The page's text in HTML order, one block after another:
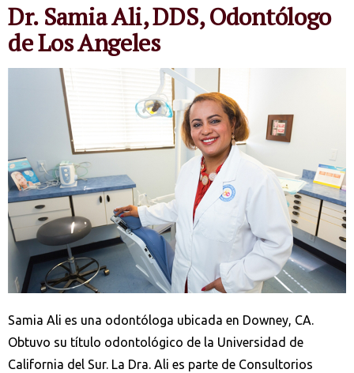
Dr. Samia Ali, DDS, Odontólogo
de Los Angeles
Samia Ali es una odontóloga ubicada en Downey, CA.
Obtuvo su título odontológico de la Universidad de
California del Sur. La Dra. Ali es parte de Consultorios